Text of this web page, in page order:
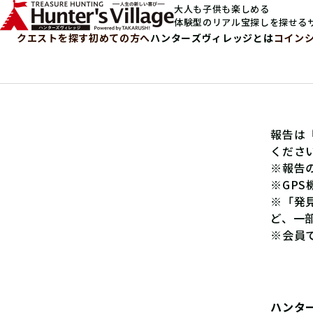
大人も子供も楽しめる
体験型のリアル宝探しを探せる
クエストを探す初めての方へハンターズヴィレッジとはコイン
報告は
くださ
※報告
※GPS
※「発
ど、一
※会員
ハンタ